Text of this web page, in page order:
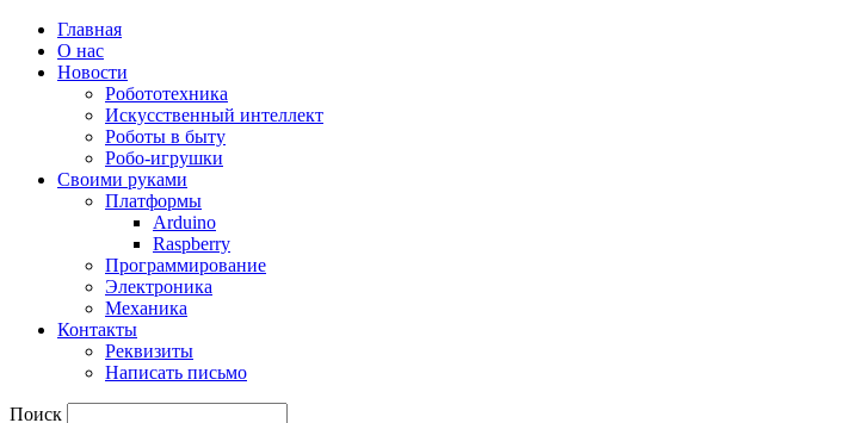
Главная
О нас
Новости
Робототехника
Искусственный интеллект
Роботы в быту
Робо-игрушки
Своими руками
Платформы
Arduino
Raspberry
Программирование
Электроника
Механика
Контакты
Реквизиты
Написать письмо
Поиск